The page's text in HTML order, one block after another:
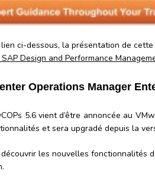
ci-dessous, la présentation de cette
Design and Performance
Operations Manager
5.6 vient d’être annoncée au
et sera upgradé depuis la
découvrir les nouvelles fonctionnalités